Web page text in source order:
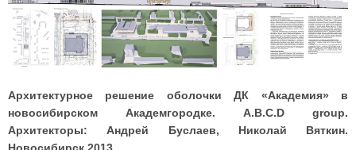
Архитектурное решение оболочки ДК «Академия» в
новосибирском Академгородке. A.B.C.D group.
Архитекторы: Андрей Буслаев, Николай Вяткин.